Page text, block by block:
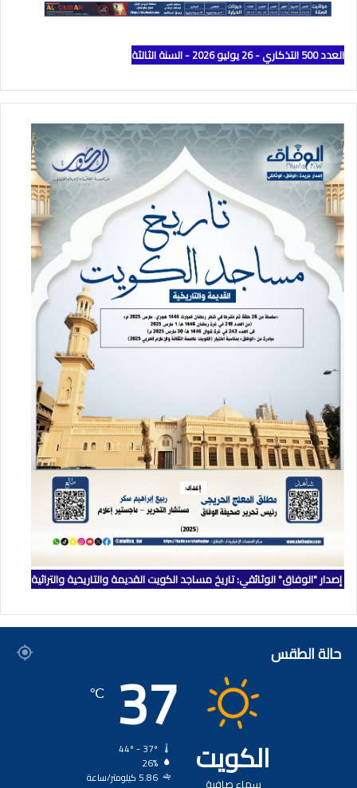
العدد 500 التذكاري - 26 يوليو 2026 - السنة الثالثة
إصدار "الوفاق" الوثائقي: تاريخ مساجد الكويت القديمة والتاريخية والتراثية
حالة الطقس
الكويت
37
℃
26%
5.86 كيلومتر/ساعة